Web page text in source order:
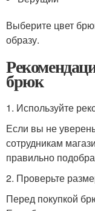
Выберите цвет
образу.
брюк
1. Используйте
Если вы не
сотрудникам
правильно
2. Проверьте
Перед покупкой